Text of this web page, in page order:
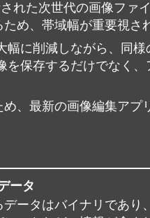
れた次世代の画像フ
め、帯域幅が重要視
幅に削減しながら、同
を保存するだけでなく
、最新の画像編集ア
ータ
ータはバイナリであ